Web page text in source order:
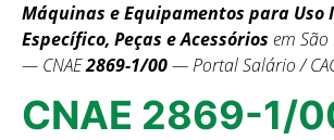
Máquinas e Equipamentos para
Específico, Peças e Acessórios em São
— CNAE2869-1/00— Portal Salário /
CNAE 2869-1/